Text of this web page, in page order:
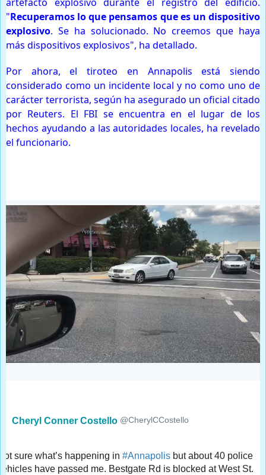
artefacto explosivo durante el registro del edificio.
"Recuperamos lo que pensamos que es un dispositivo
explosivo. Se ha solucionado. No creemos que haya
más dispositivos explosivos", ha detallado.
Por ahora, el tiroteo en Annapolis está siendo
considerado como un incidente local y no como uno de
carácter terrorista, según ha asegurado un oficial citado
por Reuters. El FBI se encuentra en el lugar de los
hechos ayudando a las autoridades locales, ha revelado
el funcionario.
Cheryl Conner Costello @CherylCCostello
sure what’s happening in #Annapolis but about 40 police
have passed me. Bestgate Rd is blocked at West St.